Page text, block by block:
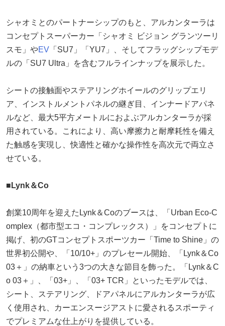
シャオミとのパートナーシップのもと、アルカンターラは
コンセプトスーパーカー「シャオミ ビジョン グランツーリ
スモ」やEV 「SU7」「YU7」、そしてフラッグシップモデ
ルの「SU7 Ultra」を含むフルラインナップを展示した。
シートの接触面やステアリングホイールのグリップエリ
ア、インストルメントパネルの継ぎ目、インナードアパネ
ルなど、最大5平方メートルにおよぶアルカンターラが採
用されている。これにより、高い摩擦力と耐摩耗性を備え
た触感を実現し、快適性と確かな操作性を高次元で両立さ
せている。
■Lynk＆Co
創業10周年を迎えたLynk＆Coのブースは、「Urban Eco-C
omplex（都市型エコ・コンプレックス）」をコンセプトに
掲げ、初のGTコンセプトスポーツカー「Time to Shine」の
世界初公開や、「10/10+」のプレセール開始、「Lynk＆Co
03＋」の納車という3つの大きな節目を飾った。「Lynk＆C
o 03＋」、「03+」、「03+ TCR」といったモデルでは、
シート、ステアリング、ドアパネルにアルカンターラが広
く使用され、カーエンスージアストに愛されるスポーティ
でプレミアムな仕上がりを提供している。